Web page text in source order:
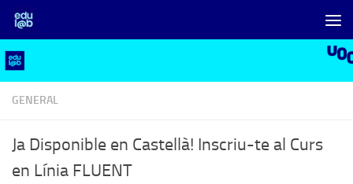
Skip to content
GENERAL
Ja Disponible en Castellà! Inscriu-te al Curs
en Línia FLUENT